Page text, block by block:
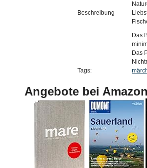
Beschreibung
Das
Das
Tags:
Angebote bei Amazon